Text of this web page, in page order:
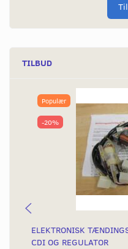
TILBUD
Populær
-20%
ELEKTRONISK
CDI OG REGULATOR